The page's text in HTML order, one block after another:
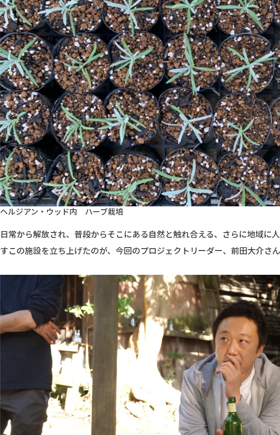
ヘルジアン・ウッド内 ハーブ栽培
日常から解放され、普段からそこにある自然と触れ合える、さらに地域に
すこの施設を立ち上げたのが、今回のプロジェクトリーダー、前田大介さん